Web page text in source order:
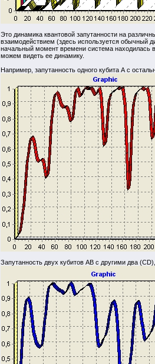
Это динамика квантовой запутанности на
взаимодействием (здесь используется обычный
начальный момент времени система находилась
можем видеть ее динамику.
Например, запутанность одного кубита А с
Запутанность двух кубитов AB с другими два